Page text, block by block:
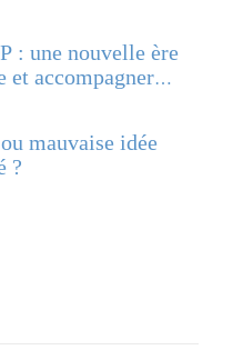
: une nouvelle ère
et accompagner
mauvaise idée
?